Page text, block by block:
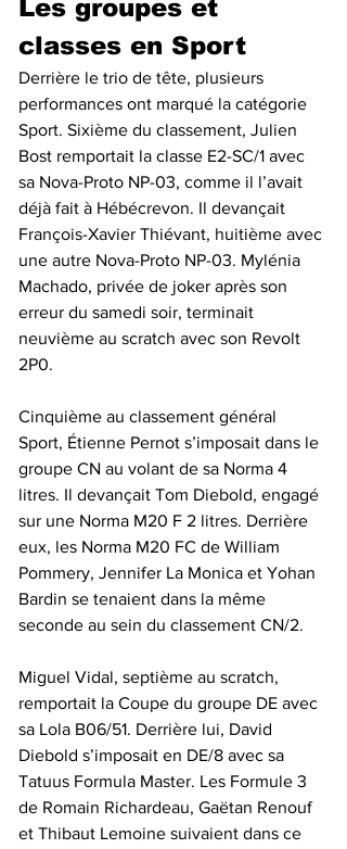
Les groupes et
classes en Sport
Derrière le trio de tête, plusieurs
performances ont marqué la catégorie
Sport. Sixième du classement, Julien
Bost remportait la classe E2-SC/1 avec
sa Nova-Proto NP-03, comme il l’avait
déjà fait à Hébécrevon. Il devançait
François-Xavier Thiévant, huitième avec
une autre Nova-Proto NP-03. Mylénia
Machado, privée de joker après son
erreur du samedi soir, terminait
neuvième au scratch avec son Revolt
2P0.
Cinquième au classement général
Sport, Étienne Pernot s’imposait dans le
groupe CN au volant de sa Norma 4
litres. Il devançait Tom Diebold, engagé
sur une Norma M20 F 2 litres. Derrière
eux, les Norma M20 FC de William
Pommery, Jennifer La Monica et Yohan
Bardin se tenaient dans la même
seconde au sein du classement CN/2.
Miguel Vidal, septième au scratch,
remportait la Coupe du groupe DE avec
sa Lola B06/51. Derrière lui, David
Diebold s’imposait en DE/8 avec sa
Tatuus Formula Master. Les Formule 3
de Romain Richardeau, Gaëtan Renouf
et Thibaut Lemoine suivaient dans ce